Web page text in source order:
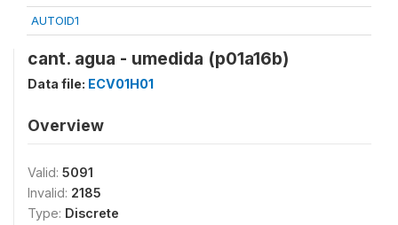
AUTOID1
cant. agua - umedida (p01a16b)
Data file: ECV01H01
Overview
Valid: 5091
Invalid: 2185
Type: Discrete